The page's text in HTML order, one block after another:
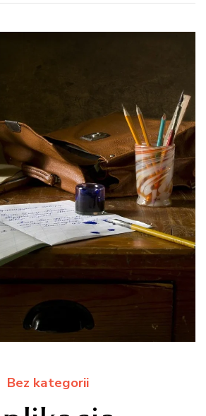
Bez kategorii